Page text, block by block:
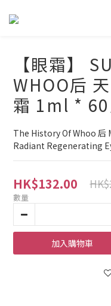
【眼霜】
WHOO后
霜 1ml * 60
The History Of Whoo 后
Radiant Regenerating
HK$132.00
數量
加入購物車